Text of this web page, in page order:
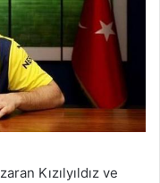
Kızılyıldız ve